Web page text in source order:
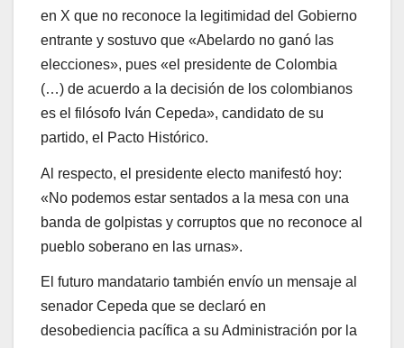
en X que no reconoce la legitimidad del Gobierno
entrante y sostuvo que «Abelardo no ganó las
elecciones», pues «el presidente de Colombia
(…) de acuerdo a la decisión de los colombianos
es el filósofo Iván Cepeda», candidato de su
partido, el Pacto Histórico.
Al respecto, el presidente electo manifestó hoy:
«No podemos estar sentados a la mesa con una
banda de golpistas y corruptos que no reconoce al
pueblo soberano en las urnas».
El futuro mandatario también envío un mensaje al
senador Cepeda que se declaró en
desobediencia pacífica a su Administración por la